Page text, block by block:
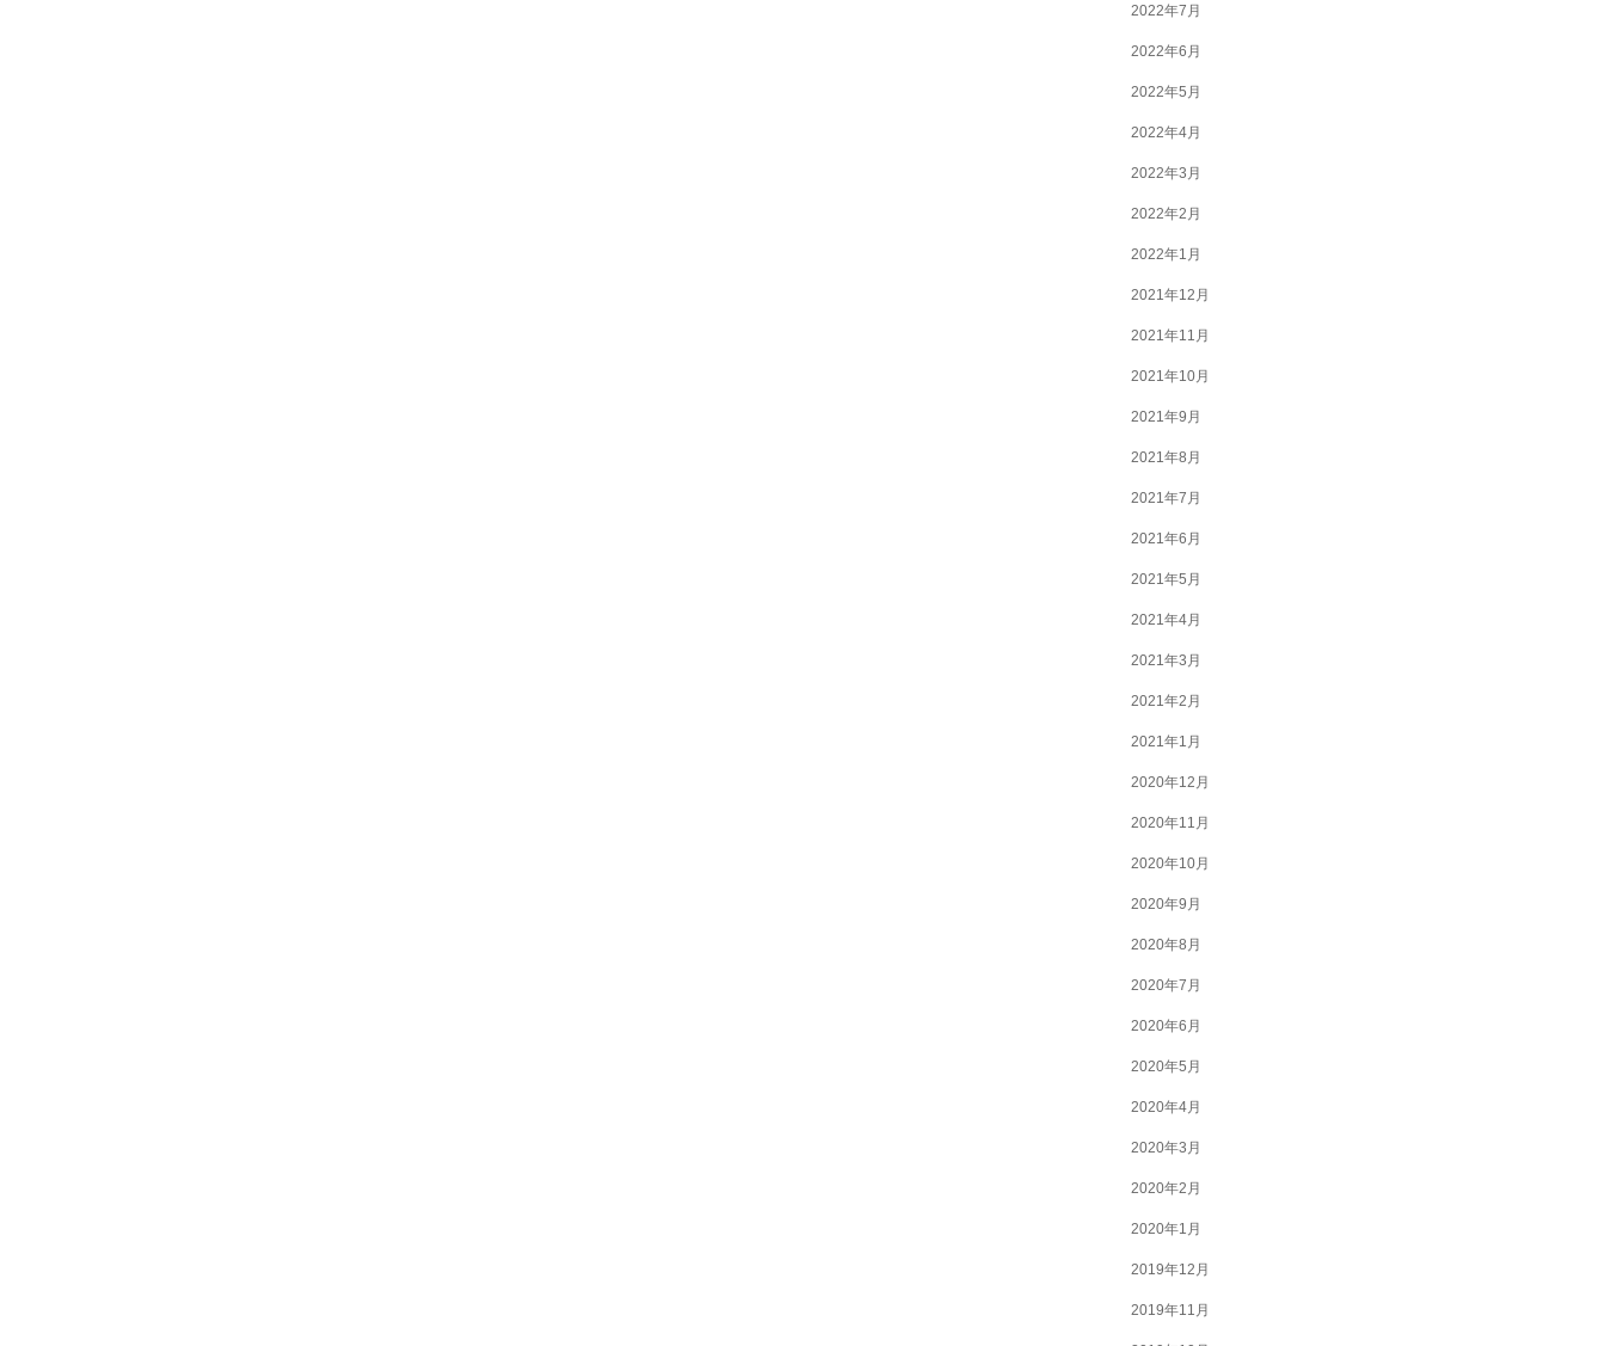
2022年7月
2022年6月
2022年5月
2022年4月
2022年3月
2022年2月
2022年1月
2021年12月
2021年11月
2021年10月
2021年9月
2021年8月
2021年7月
2021年6月
2021年5月
2021年4月
2021年3月
2021年2月
2021年1月
2020年12月
2020年11月
2020年10月
2020年9月
2020年8月
2020年7月
2020年6月
2020年5月
2020年4月
2020年3月
2020年2月
2020年1月
2019年12月
2019年11月